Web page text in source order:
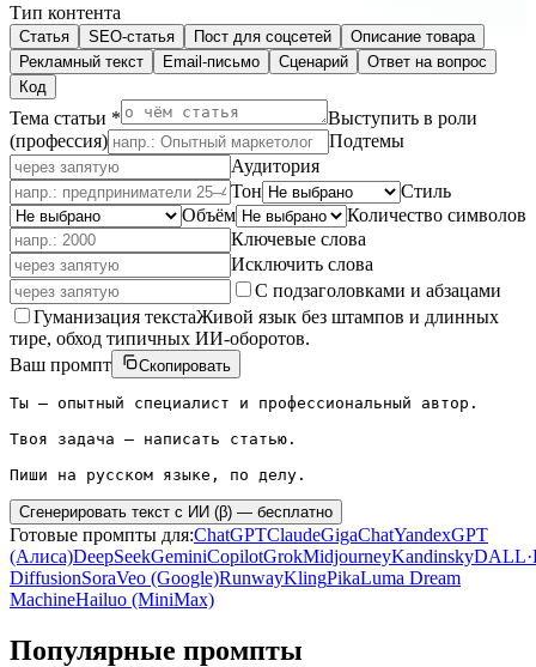
Тип контента
Статья SEO-статья Пост для соцсетей
Описание товара
Рекламный текст
Email-письмо Сценарий
Ответ на вопрос
Код
Тема статьи *
Выступить в роли
(профессия)
Подтемы
Аудитория
Тон
Стиль
Объём
Количество символов
Ключевые слова
Исключить слова
С подзаголовками и абзацами
Гуманизация текстаЖивой язык без штампов и длинных
тире, обход типичных ИИ-оборотов.
Ваш промпт
Скопировать
Ты — опытный специалист и профессиональный автор.
Твоя задача — написать статью.
Пиши на русском языке, по делу.
Сгенерировать текст с ИИ (β) — бесплатно
Готовые промпты для:ChatGPTClaudeGigaChatYandexGPT
(Алиса)DeepSeekGeminiCopilotGrokMidjourneyKandinsky
DiffusionSoraVeo (Google)RunwayKlingPikaLuma Dream
MachineHailuo (MiniMax)
Популярные промпты